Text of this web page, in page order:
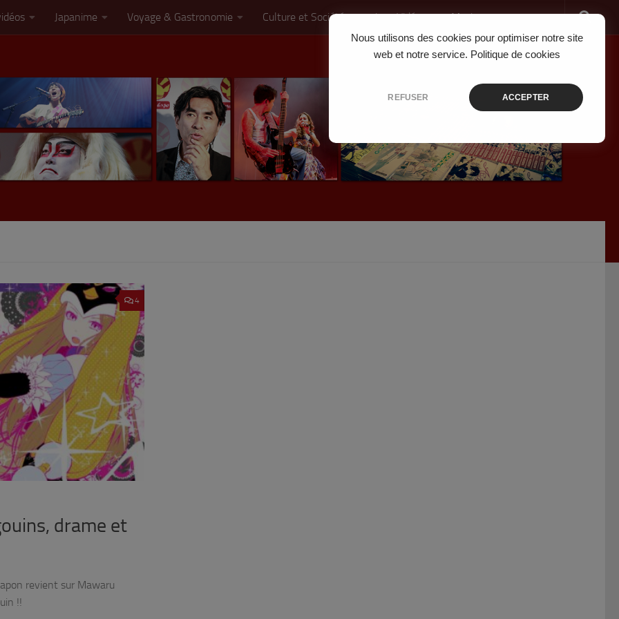
Nous utilisons des cookies pour optimiser notre site
web et notre service. Politique de cookies
REFUSER ACCEPTER
Japanime Voyage & Gastronomie Culture et Société Jeux Vidéo Musique
4
drame et
revient sur Mawaru
!!